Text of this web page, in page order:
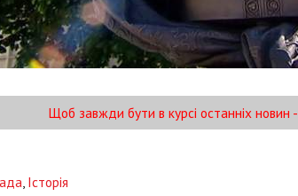
Щоб завжди бути в курсі останніх новин -
, Історія